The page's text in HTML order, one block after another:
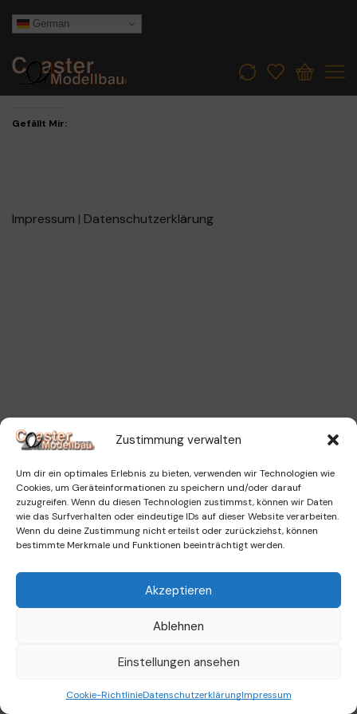
Zustimmung verwalten
Um dir ein optimales Erlebnis zu bieten, verwenden wir Technologien wie
Cookies, um Geräteinformationen zu speichern und/oder darauf
zuzugreifen. Wenn du diesen Technologien zustimmst, können wir Daten
wie das Surfverhalten oder eindeutige IDs auf dieser Website verarbeiten.
Wenn du deine Zustimmung nicht erteilst oder zurückziehst, können
bestimmte Merkmale und Funktionen beeinträchtigt werden.
Akzeptieren
Ablehnen
Einstellungen ansehen
Cookie-RichtlinieDatenschutzerklärungImpressum
German
Gefällt Mir:
Impressum | Datenschutzerklärung
Warenkorb